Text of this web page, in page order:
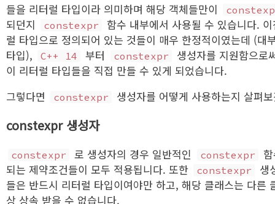
들을 리터럴 타입이라 의미하며 해당 객체들만이
되던지 constexpr
함수 내부에서 사용될 수 있습니다.
럴 타입으로 정의되어 있는 것들이 매우 한정적이였는데 (대
타입),
C++ 14 부터 constexpr
생성자를 지원함으로
이 리터럴 타입들을 직접 만들 수 있게 되었습니다.
그렇다면
constexpr 생성자를 어떻게 사용하는지 살펴
constexpr 생성자
constexpr 로 생성자의 경우 일반적인 constexpr
되는 제약조건들이 모두 적용됩니다. 또한
constexpr
생
들은 반드시 리터럴 타입이여야만 하고, 해당 클래스는 다른
상 상속 받을 수 없습니다.